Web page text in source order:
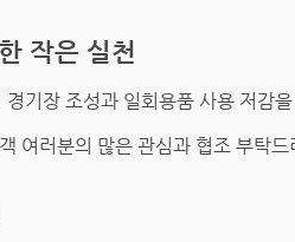
작은 실천
기장 조성과 일회용품 사용 저감
여러분의 많은 관심과 협조 부탁